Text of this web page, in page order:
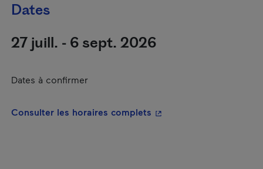
Dates
27 juill. - 6 sept. 2026
Dates à confirmer
Consulter les horaires complets - Cet hyperlien